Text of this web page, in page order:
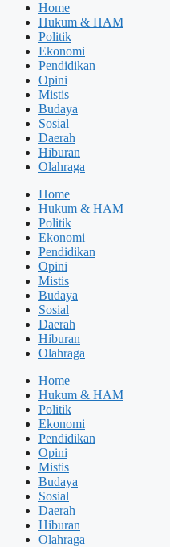
Home
Hukum & HAM
Politik
Ekonomi
Pendidikan
Opini
Mistis
Budaya
Sosial
Daerah
Hiburan
Olahraga
Home
Hukum & HAM
Politik
Ekonomi
Pendidikan
Opini
Mistis
Budaya
Sosial
Daerah
Hiburan
Olahraga
Home
Hukum & HAM
Politik
Ekonomi
Pendidikan
Opini
Mistis
Budaya
Sosial
Daerah
Hiburan
Olahraga